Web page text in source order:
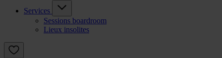
Services
Sessions boardroom
Lieux insolites